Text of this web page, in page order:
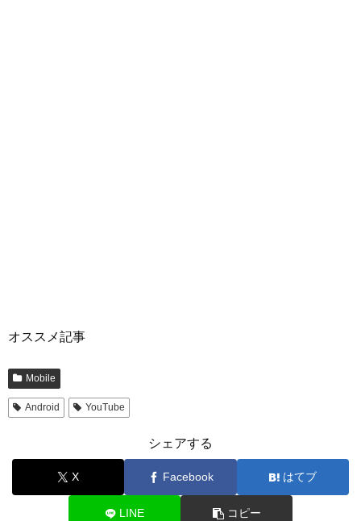
オススメ記事
Mobile
Android YouTube
シェアする
X Facebook はてブ
LINE コピー